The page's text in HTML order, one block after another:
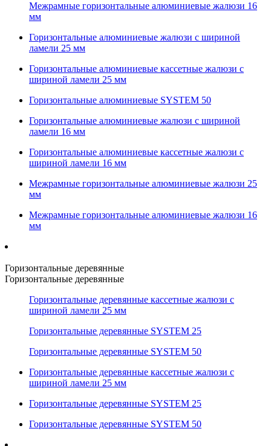
Межрамные горизонтальные алюминиевые жалюзи 16
мм
Горизонтальные алюминиевые жалюзи с шириной
ламели 25 мм
Горизонтальные алюминиевые кассетные жалюзи с
шириной ламели 25 мм
Горизонтальные алюминиевые SYSTEM 50
Горизонтальные алюминиевые жалюзи с шириной
ламели 16 мм
Горизонтальные алюминиевые кассетные жалюзи с
шириной ламели 16 мм
Межрамные горизонтальные алюминиевые жалюзи 25
мм
Межрамные горизонтальные алюминиевые жалюзи 16
мм
Горизонтальные деревянные
Горизонтальные деревянные
Горизонтальные деревянные кассетные жалюзи с
шириной ламели 25 мм
Горизонтальные деревянные SYSTEM 25
Горизонтальные деревянные SYSTEM 50
Горизонтальные деревянные кассетные жалюзи с
шириной ламели 25 мм
Горизонтальные деревянные SYSTEM 25
Горизонтальные деревянные SYSTEM 50